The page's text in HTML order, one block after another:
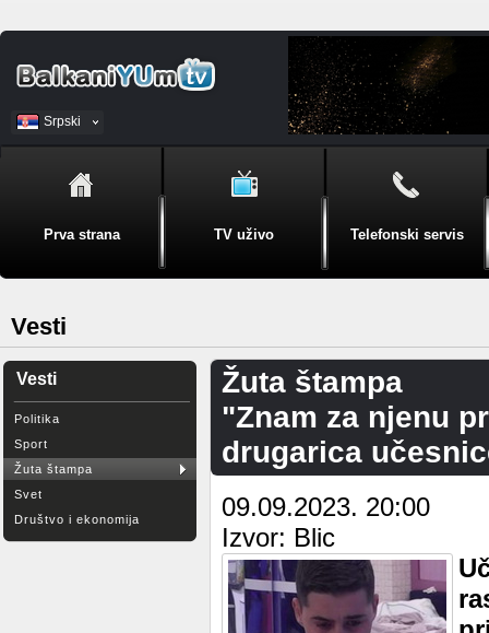
Srpski
BiH
Prva strana TV uživo Telefonski servis
Vesti
Vesti
Politika
Sport
Žuta štampa
Svet
Društvo i ekonomija
Žuta štampa
"Znam za njenu
drugarica
09.09.2023. 20:00
Izvor: Blic